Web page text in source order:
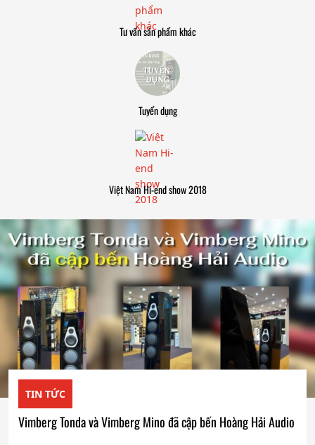
Tư vấn sản phẩm khác
Tuyển dụng
Việt Nam Hi-end show 2018
TIN TỨC
Vimberg Tonda và Vimberg Mino đã cập bến Hoàng Hải Audio